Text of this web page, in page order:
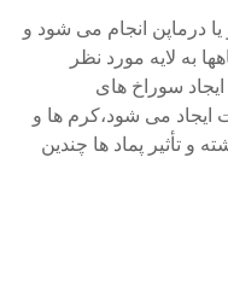
یا درماپن انجام می شود و
به لایه مورد نظر
سوراخ های
می شود،کرم ها و
و تأثیر پماد ها چندین